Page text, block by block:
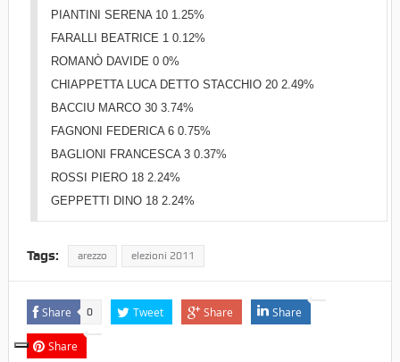
PIANTINI SERENA 10 1.25%
FARALLI BEATRICE 1 0.12%
ROMANÒ DAVIDE 0 0%
CHIAPPETTA LUCA DETTO STACCHIO 20 2.49%
BACCIU MARCO 30 3.74%
FAGNONI FEDERICA 6 0.75%
BAGLIONI FRANCESCA 3 0.37%
ROSSI PIERO 18 2.24%
GEPPETTI DINO 18 2.24%
Tags: arezzo elezioni 2011
Share 0 Tweet Share Share
Share